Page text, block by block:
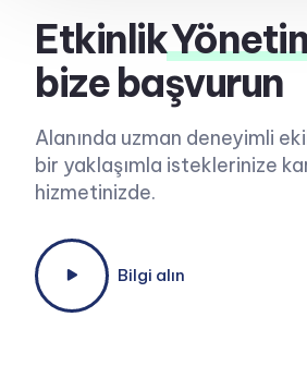
Etkinlik
bize başvurun
Alanında uzman deneyimli
bir yaklaşımla isteklerinize
hizmetinizde.
Bilgi alın